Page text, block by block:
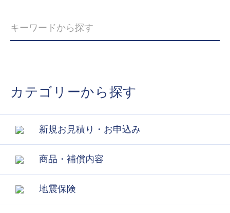
カテゴリーから探す
新規お見積り・お申込み
商品・補償内容
地震保険